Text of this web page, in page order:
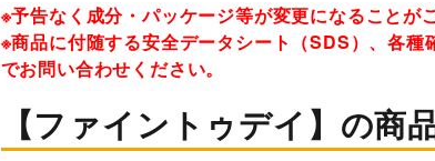
※予告なく成分・パッケージ等が変更になることが
※商品に付随する安全データシート（SDS）、各
でお問い合わせください。
【ファイントゥデイ】の商